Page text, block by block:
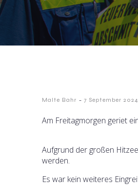
Malte Bahr - 7 September 2024
Am Freitagmorgen geriet
Aufgrund der großen
werden.
Es war kein weiteres